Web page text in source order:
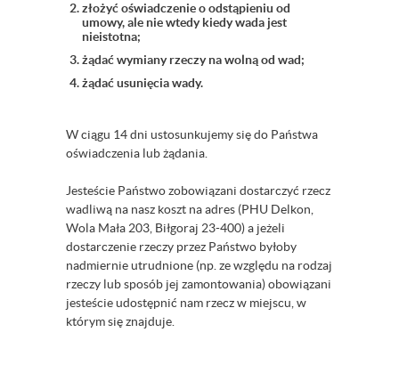
złożyć oświadczenie o odstąpieniu od
umowy, ale nie wtedy kiedy wada jest
nieistotna;
żądać wymiany rzeczy na wolną od wad;
żądać usunięcia wady.
W ciągu 14 dni ustosunkujemy się do Państwa
oświadczenia lub żądania.
Jesteście Państwo zobowiązani dostarczyć rzecz
wadliwą na nasz koszt na adres (PHU Delkon,
Wola Mała 203, Biłgoraj 23-400) a jeżeli
dostarczenie rzeczy przez Państwo byłoby
nadmiernie utrudnione (np. ze względu na rodzaj
rzeczy lub sposób jej zamontowania) obowiązani
jesteście udostępnić nam rzecz w miejscu, w
którym się znajduje.